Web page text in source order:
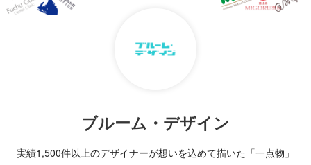
ブルーム・デザイン
実績1,500件以上のデザイナーが想いを込めて描いた「一点物」